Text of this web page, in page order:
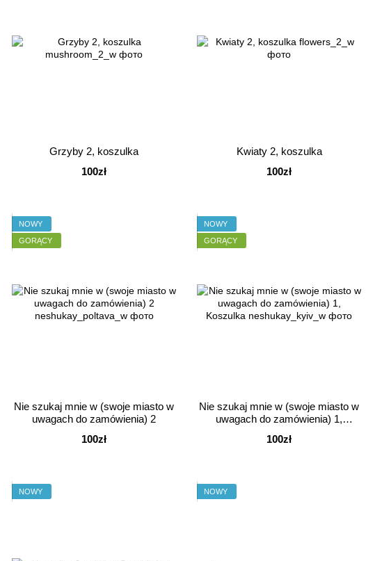
Grzyby 2, koszulka
100zł
Kwiaty 2, koszulka
100zł
NOWY
GORĄCY
Nie szukaj mnie w (swoje miasto w
uwagach do zamówienia) 2
100zł
NOWY
GORĄCY
Nie szukaj mnie w (swoje miasto w
uwagach do zamówienia) 1,
100zł
NOWY NOWY